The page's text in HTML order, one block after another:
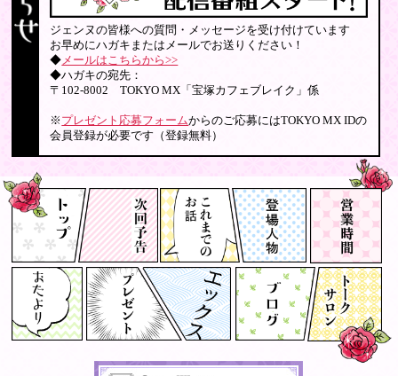
ジェンヌの皆様への質問・メッセージを受け付けています
お早めにハガキまたはメールでお送りください！
◆メールはこちらから>>
◆ハガキの宛先：
〒102-8002 TOKYO MX「宝塚カフェブレイク」係
※ プレゼント応募フォームからのご応募にはTOKYO MX IDの
会員登録が必要です（登録無料）